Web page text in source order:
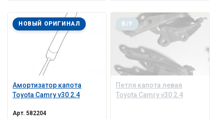
Амортизатор капота
Toyota Camry v30 2.4
НОВЫЙ ОРИГИНАЛ
Арт.582204
Петля капота левая
Toyota Camry v30 2.4
Б/У